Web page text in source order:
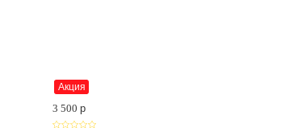
Акция
3 500 p